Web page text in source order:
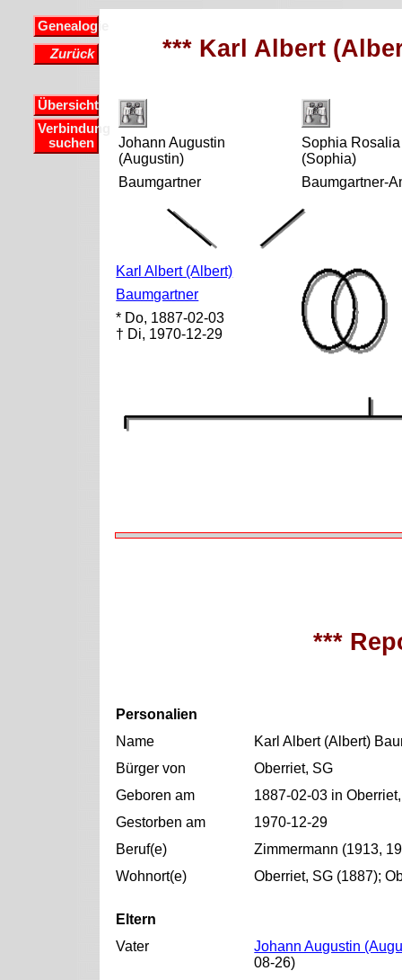
Genealogie
Zurück
Übersicht
Verbindung
suchen
*** Karl Albert
Johann Augustin
(Augustin)
Baumgartner
Sophia Rosalia
(Sophia)
Baumgartner-
Karl Albert (Albert)
Baumgartner
* Do, 1887-02-03
† Di, 1970-12-29
***
Personalien
Name
Karl Albert (Albert)
Bürger von
Oberriet, SG
Geboren am
1887-02-03 in
Gestorben am
1970-12-29
Beruf(e)
Zimmermann (1913,
Wohnort(e)
Oberriet, SG (1887);
Eltern
Vater
Johann Augustin
08-26)